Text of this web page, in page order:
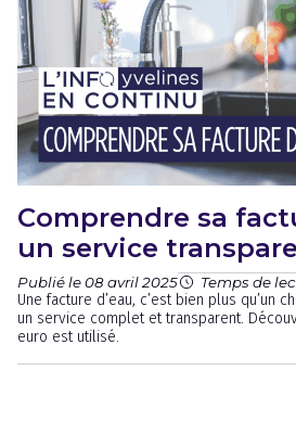
Comprendre sa
un service
Publié le 08 avril 2025 Temps de
Une facture d’eau, c’est bien plus qu’un
un service complet et transparent.
euro est utilisé.